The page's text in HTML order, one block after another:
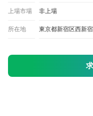
上場市場 非上場
所在地 東京都新宿区西新